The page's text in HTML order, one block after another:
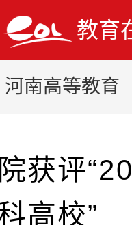
教育
河南高等教育
获评
高校”